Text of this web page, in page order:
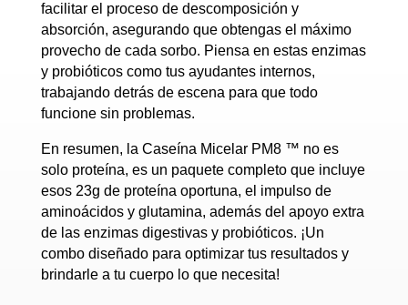
facilitar el proceso de descomposición y
absorción, asegurando que obtengas el máximo
provecho de cada sorbo. Piensa en estas enzimas
y probióticos como tus ayudantes internos,
trabajando detrás de escena para que todo
funcione sin problemas.
En resumen, la Caseína Micelar PM8 ™ no es
solo proteína, es un paquete completo que incluye
esos 23g de proteína oportuna, el impulso de
aminoácidos y glutamina, además del apoyo extra
de las enzimas digestivas y probióticos. ¡Un
combo diseñado para optimizar tus resultados y
brindarle a tu cuerpo lo que necesita!